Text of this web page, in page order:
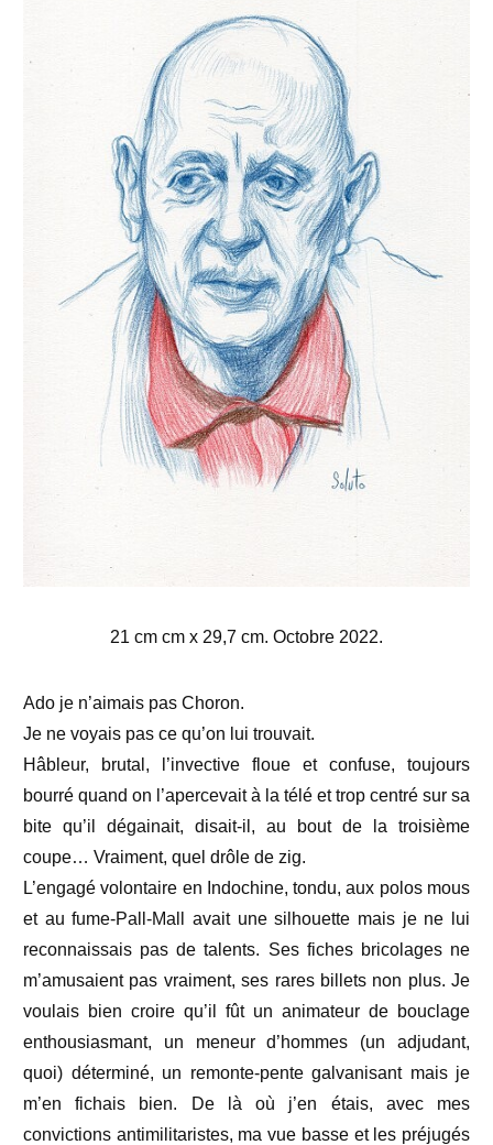
21 cm cm x 29,7 cm. Octobre 2022.
Ado je n’aimais pas Choron.
Je ne voyais pas ce qu’on lui trouvait.
Hâbleur, brutal, l’invective floue et confuse, toujours
bourré quand on l’apercevait à la télé et trop centré sur sa
bite qu’il dégainait, disait-il, au bout de la troisième
coupe… Vraiment, quel drôle de zig.
L’engagé volontaire en Indochine, tondu, aux polos mous
et au fume-Pall-Mall avait une silhouette mais je ne lui
reconnaissais pas de talents. Ses fiches bricolages ne
m’amusaient pas vraiment, ses rares billets non plus. Je
voulais bien croire qu’il fût un animateur de bouclage
enthousiasmant, un meneur d’hommes (un adjudant,
quoi) déterminé, un remonte-pente galvanisant mais je
m’en fichais bien. De là où j’en étais, avec mes
convictions antimilitaristes, ma vue basse et les préjugés